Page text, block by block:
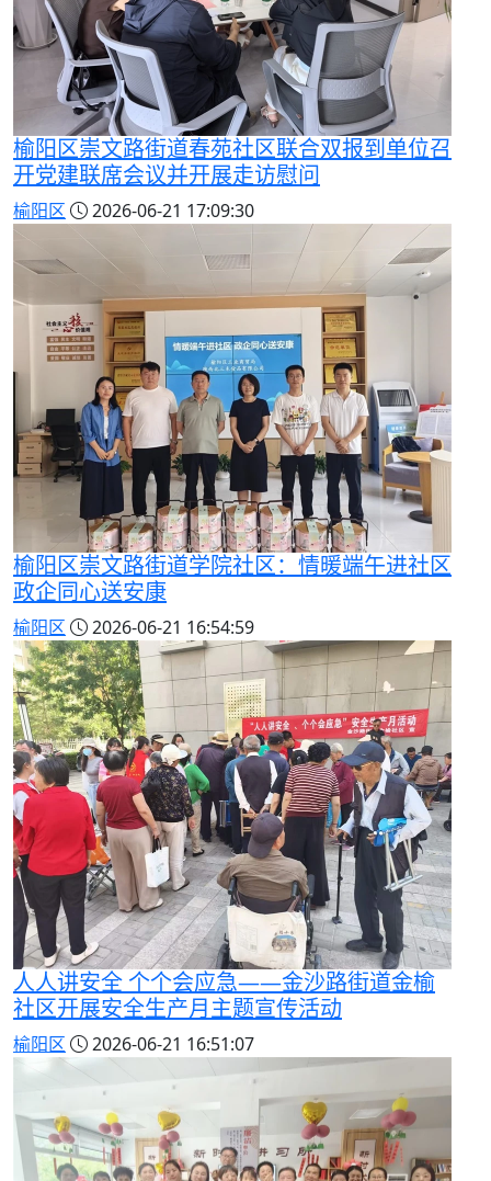
榆阳区崇文路街道春苑社区联合双报到单位召
开党建联席会议并开展走访慰问
榆阳区 2026-06-21 17:09:30
榆阳区崇文路街道学院社区：情暖端午进社区
政企同心送安康
榆阳区 2026-06-21 16:54:59
人人讲安全 个个会应急——金沙路街道金榆
社区开展安全生产月主题宣传活动
榆阳区 2026-06-21 16:51:07